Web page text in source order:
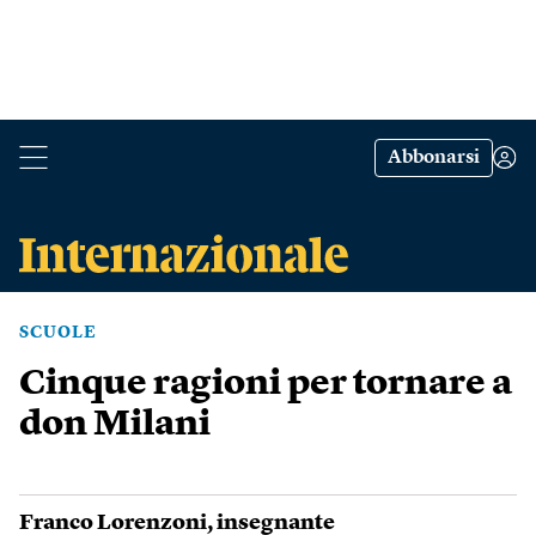
Abbonarsi
SCUOLE
Cinque ragioni per tornare a
don Milani
Franco Lorenzoni, insegnante